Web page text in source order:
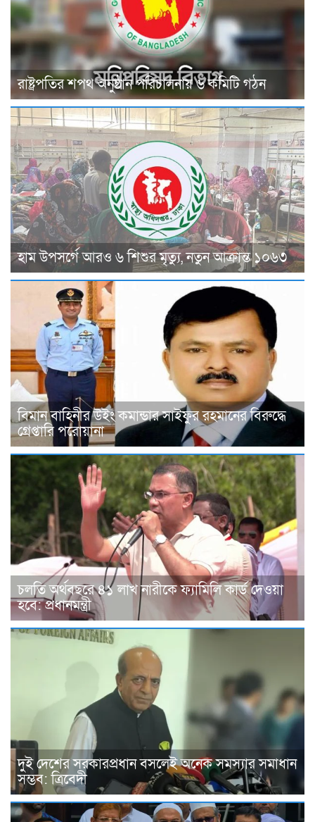
রাষ্ট্রপতির শপথ অনুষ্ঠান পরিচালনায় ৬ কমিটি গঠন
হাম উপসর্গে আরও ৬ শিশুর মৃত্যু, নতুন আক্রান্ত ১০৬৩
বিমান বাহিনীর উইং কমান্ডার সাইফুর রহমানের বিরুদ্ধে
গ্রেপ্তারি পরোয়ানা
চলতি অর্থবছরে ৪১ লাখ নারীকে ফ্যামিলি কার্ড দেওয়া
হবে: প্রধানমন্ত্রী
দুই দেশের সরকারপ্রধান বসলেই অনেক সমস্যার সমাধান
সম্ভব: ত্রিবেদী